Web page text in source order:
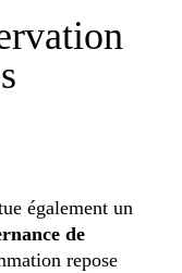
également un
de
repose